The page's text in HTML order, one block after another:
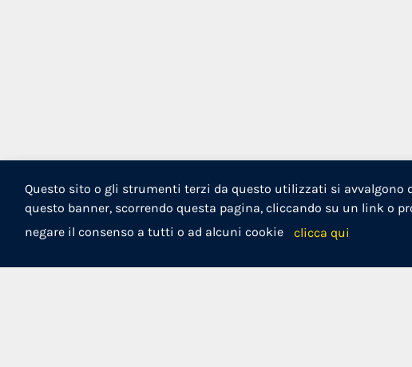
Questo sito o gli strumenti terzi da questo utilizzati si
questo banner, scorrendo questa pagina, cliccando su un link o
negare il consenso a tutti o ad alcuni cookie
clicca qui